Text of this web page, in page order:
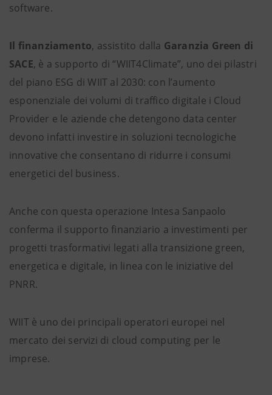
software.
Il finanziamento, assistito dalla Garanzia Green di
SACE, è a supporto di “WIIT4Climate”, uno dei pilastri
del piano ESG di WIIT al 2030: con l’aumento
esponenziale dei volumi di traffico digitale i Cloud
Provider e le aziende che detengono data center
devono infatti investire in soluzioni tecnologiche
innovative che consentano di ridurre i consumi
energetici del business.
Anche con questa operazione Intesa Sanpaolo
conferma il supporto finanziario a investimenti per
progetti trasformativi legati alla transizione green,
energetica e digitale, in linea con le iniziative del
PNRR.
WIIT è uno dei principali operatori europei nel
mercato dei servizi di cloud computing per le
imprese.